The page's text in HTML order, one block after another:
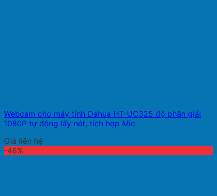
Webcam cho máy tính Dahua HT-UC325 độ phân giải
1080P tự động lấy nét, tích hợp Mic
Giá liên hệ
-46%